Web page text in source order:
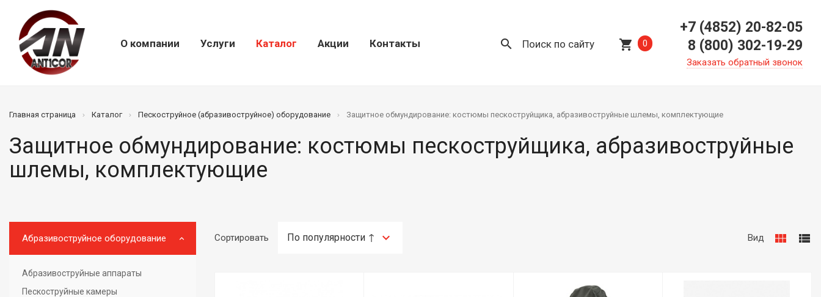
О компании Услуги Каталог Акции Контакты search Поиск по сайту shopping_cart 0
+7 (4852) 20-82-05
8 (800) 302-19-29
Заказать обратный звонок
Главная страница Каталог Пескоструйное (абразивоструйное) оборудование Защитное обмундирование: костюмы пескоструйщика, абразивоструйные шлемы, комплектующие
Защитное обмундирование: костюмы пескоструйщика, абразивоструйные
шлемы, комплектующие
Абразивоструйное оборудование
Абразивоструйные аппараты
Пескоструйные камеры
Сортировать Вид view_module view_list